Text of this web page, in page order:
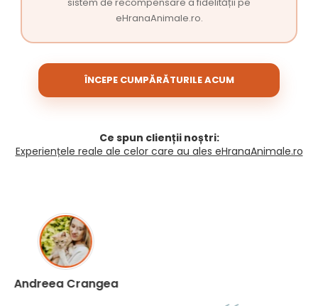
eHranaAnimale.ro.
ÎNCEPE CUMPĂRĂTURILE ACUM
Ce spun clienții noștri:
Experiențele reale ale celor care au ales eHranaAnimale.ro
Madalina Stancea